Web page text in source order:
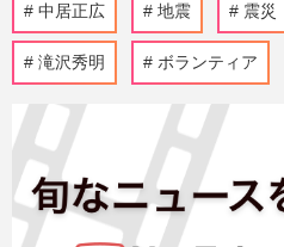
中居正広 地震 震災
滝沢秀明 ボランティア